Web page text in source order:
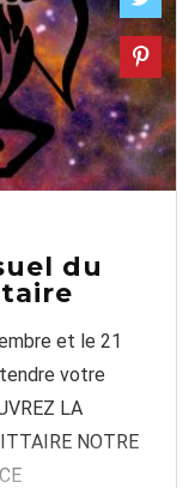
du
et le 21
votre
LA
NOTRE